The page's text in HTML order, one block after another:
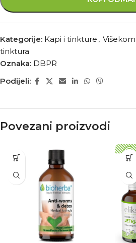
Kategorije: Kapi i tinkture ,
tinktura
Oznaka: DBPR
Podijeli:
Povezani proizvodi